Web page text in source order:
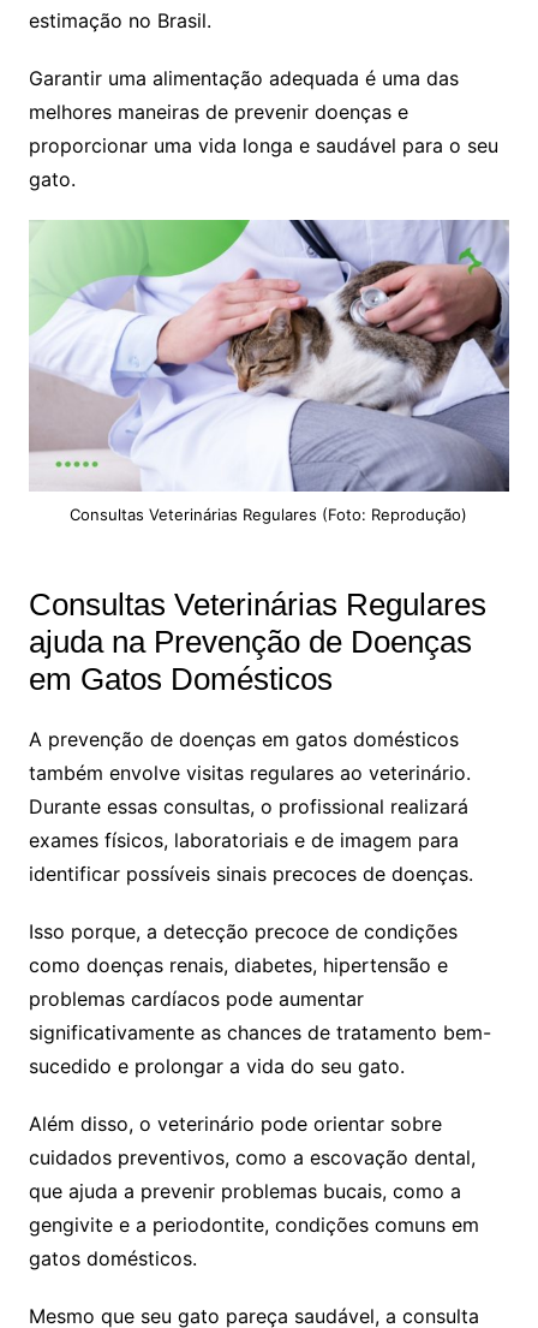
estimação no Brasil.
Garantir uma alimentação adequada é uma das
melhores maneiras de prevenir doenças e
proporcionar uma vida longa e saudável para o seu
gato.
Consultas Veterinárias Regulares (Foto: Reprodução)
Consultas Veterinárias Regulares
ajuda na Prevenção de Doenças
em Gatos Domésticos
A prevenção de doenças em gatos domésticos
também envolve visitas regulares ao veterinário.
Durante essas consultas, o profissional realizará
exames físicos, laboratoriais e de imagem para
identificar possíveis sinais precoces de doenças.
Isso porque, a detecção precoce de condições
como doenças renais, diabetes, hipertensão e
problemas cardíacos pode aumentar
significativamente as chances de tratamento bem-
sucedido e prolongar a vida do seu gato.
Além disso, o veterinário pode orientar sobre
cuidados preventivos, como a escovação dental,
que ajuda a prevenir problemas bucais, como a
gengivite e a periodontite, condições comuns em
gatos domésticos.
Mesmo que seu gato pareça saudável, a consulta